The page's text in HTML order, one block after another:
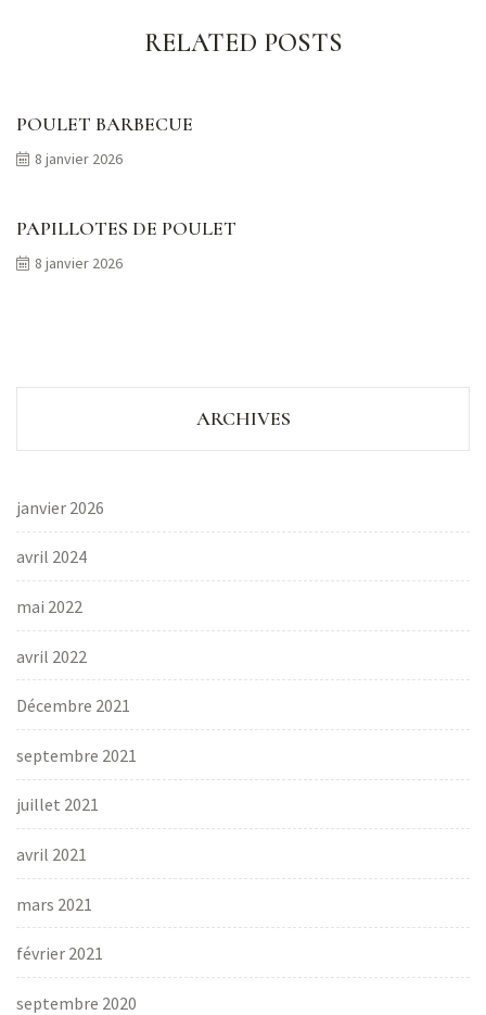
RELATED POSTS
POULET BARBECUE
8 janvier 2026
PAPILLOTES DE POULET
8 janvier 2026
ARCHIVES
janvier 2026
avril 2024
mai 2022
avril 2022
Décembre 2021
septembre 2021
juillet 2021
avril 2021
mars 2021
février 2021
septembre 2020